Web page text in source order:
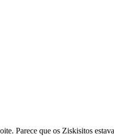
Parece que os Ziskisitos